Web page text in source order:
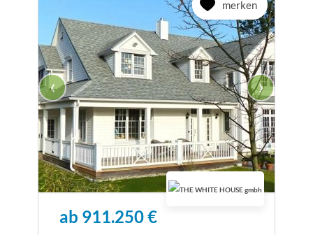
merken
‹ ›
ab 911.250 €